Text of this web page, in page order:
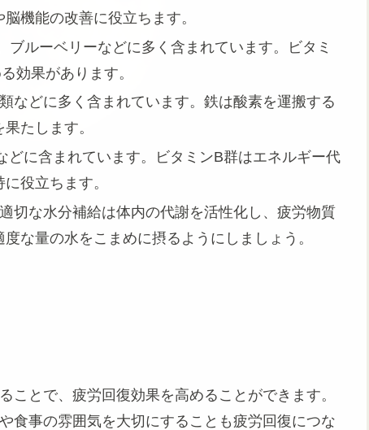
機能の改善に役立ちます。
ルーベリーなどに多く含まれています。ビタミ
効果があります。
などに多く含まれています。鉄は酸素を運搬する
たします。
どに含まれています。ビタミンB群はエネルギー代
役立ちます。
切な水分補給は体内の代謝を活性化し、疲労物質
な量の水をこまめに摂るようにしましょう。
ことで、疲労回復効果を高めることができます。
食事の雰囲気を大切にすることも疲労回復につな